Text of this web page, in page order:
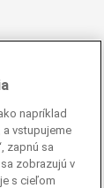
napríklad
vstupujeme
zapnú sa
zobrazujú v
s cieľom